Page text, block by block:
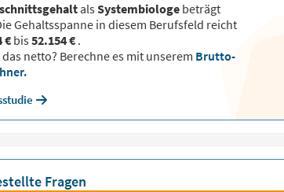
alsSystembiologebeträgt
Gehaltsspanne in diesem Berufsfeld reicht
€bis52.154 € .
netto? Berechne es mit unserem Brutto-
Fragen